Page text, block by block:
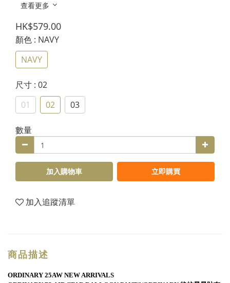
查看更多
HK$579.00
顏色 : NAVY
NAVY
尺寸 : 02
01
02 03
數量
加入購物車 立即購買
加入追蹤清單
商品描述
ORDINARY 25AW NEW ARRIVALS